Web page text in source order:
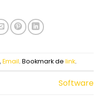
, Email. Bookmark de link.
Software